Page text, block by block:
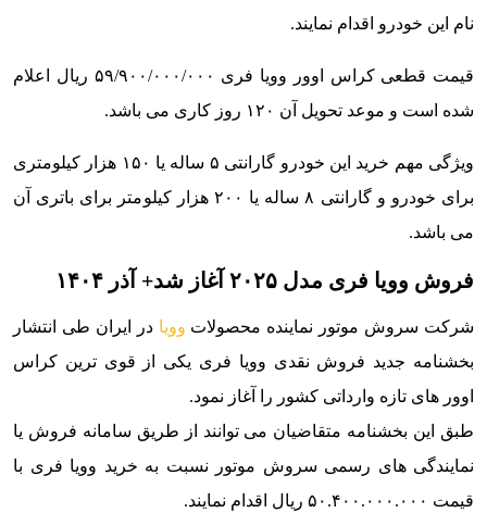
نام این خودرو اقدام نمایند.
قیمت قطعی کراس اوور وویا فری ۵۹/۹۰۰/۰۰۰/۰۰۰ ریال اعلام
شده است و موعد تحویل آن ۱۲۰ روز کاری می باشد.
ویژگی مهم خرید این خودرو گارانتی ۵ ساله یا ۱۵۰ هزار کیلومتری
برای خودرو و گارانتی ۸ ساله یا ۲۰۰ هزار کیلومتر برای باتری آن
می باشد.
فروش وویا فری مدل ۲۰۲۵ آغاز شد+ آذر ۱۴۰۴
شرکت سروش موتور نماینده محصولات وویا در ایران طی انتشار
بخشنامه جدید فروش نقدی وویا فری یکی از قوی ترین کراس
اوور های تازه وارداتی کشور را آغاز نمود.
طبق این بخشنامه متقاضیان می توانند از طریق سامانه فروش یا
نمایندگی های رسمی سروش موتور نسبت به خرید وویا فری با
قیمت ۵۰.۴۰۰.۰۰۰.۰۰۰ ریال اقدام نمایند.